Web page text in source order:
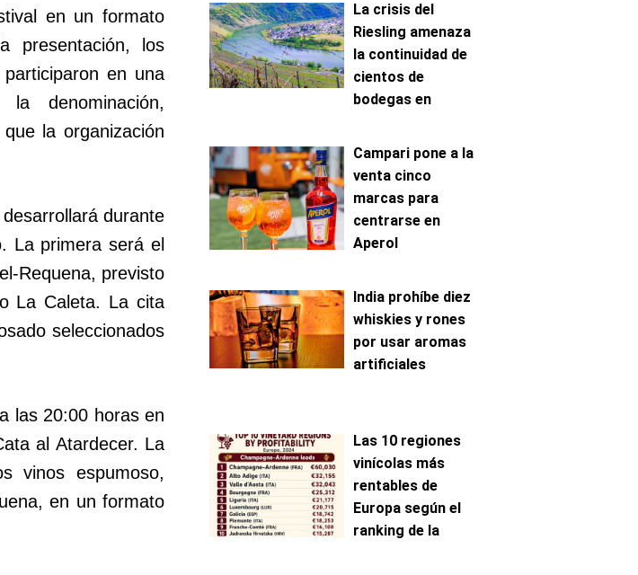
en un formato
presentación, los
en una
denominación,
la organización
durante
La primera será el
Requena, previsto
La Caleta. La cita
seleccionados
las 20:00 horas en
al Atardecer. La
vinos espumoso,
en un formato
La crisis del
Riesling amenaza
la continuidad de
cientos de
bodegas en
Campari pone a la
venta cinco
marcas para
centrarse en
Aperol
India prohíbe diez
whiskies y rones
por usar aromas
artificiales
Las 10 regiones
vinícolas más
rentables de
Europa según el
ranking de la